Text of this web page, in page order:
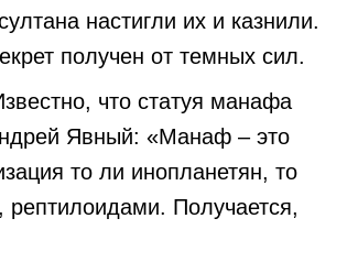
настигли их и казнили.
получен от темных сил.
что статуя манафа
Явный: «Манаф – это
то ли инопланетян, то
Получается,